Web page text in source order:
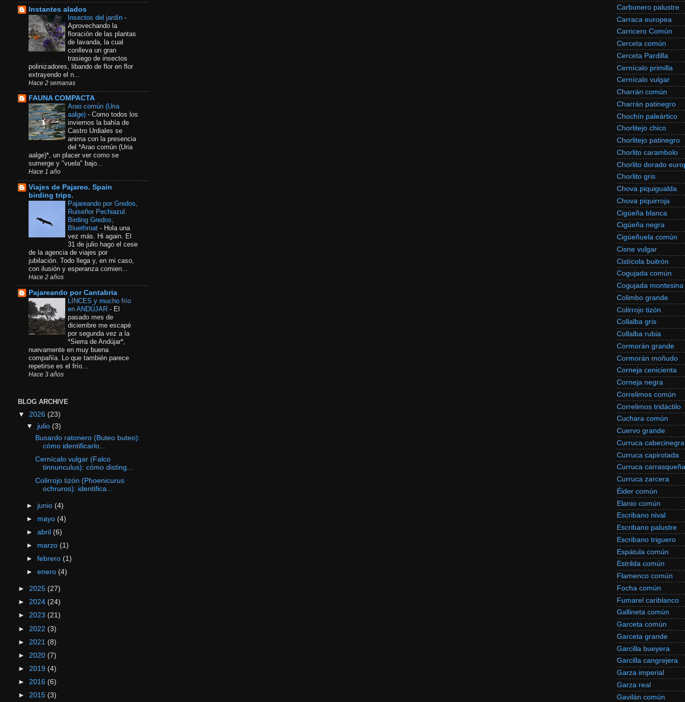
Instantes alados
Insectos del jardín -
Aprovechando la
floración de las plantas
de lavanda, la cual
conlleva un gran
trasiego de insectos
polinizadores, libando de flor en flor
extrayendo el n...
Hace 2 semanas
FAUNA COMPACTA
Arao común​ (Uria
aalge) - Como todos los
inviernos la bahía de
Castro Urdiales se
anima con la presencia
del *Arao común (Uria
aalge)*, un placer ver como se
sumerge y "vuela" bajo...
Hace 1 año
Viajes de Pajareo. Spain
birding trips.
Pajareando por Gredos,
Ruiseñor Pechiazul.
Birding Gredos,
Bluethroat - Hola una
vez más. Hi again. El
31 de julio hago el cese
de la agencia de viajes por
jubilación. Todo llega y, en mi caso,
con ilusión y esperanza comien...
Hace 2 años
Pajareando por Cantabria
LINCES y mucho frío
en ANDÚJAR - El
pasado mes de
diciembre me escapé
por segunda vez a la
*Sierra de Andújar*,
nuevamente en muy buena
compañía. Lo que también parece
repetirse es el frío...
Hace 3 años
BLOG ARCHIVE
▼ 2026 (23)
▼ julio (3)
Busardo ratonero (Buteo buteo):
cómo identificarlo...
Cernícalo vulgar (Falco
tinnunculus): cómo disting...
Colirrojo tizón (Phoenicurus
ochruros): identifica...
► junio (4)
► mayo (4)
►abril (6)
► marzo (1)
►febrero (1)
►enero (4)
► 2025 (27)
► 2024 (24)
► 2023 (21)
► 2022 (3)
► 2021 (8)
► 2020 (7)
► 2019 (4)
► 2016 (6)
► 2015 (3)
Carbonero palustre
Carraca europea
Carricero Común
Cerceta común
Cerceta Pardilla
Cernícalo primilla
Cernícalo vulgar
Charrán común
Charrán patinegro
Chochín paleártico
Chorlitejo chico
Chorlitejo patinegro
Chorlito carambolo
Chorlito dorado
Chorlito gris
Chova piquigualda
Chova piquirroja
Cigüeña blanca
Cigüeña negra
Cigüeñuela común
Cisne vulgar
Cistícola buitrón
Cogujada común
Cogujada montesina
Colimbo grande
Colirrojo tizón
Collalba gris
Collalba rubia
Cormorán grande
Cormorán moñudo
Corneja cenicienta
Corneja negra
Correlimos común
Correlimos tridáctilo
Cuchara común
Cuervo grande
Curruca cabecinegra
Curruca capirotada
Curruca carrasqueña
Curruca zarcera
Éider común
Elanio común
Escribano nival
Escribano palustre
Escribano triguero
Espátula común
Estrilda común
Flamenco común
Focha común
Fumarel cariblanco
Gallineta común
Garceta común
Garceta grande
Garcilla bueyera
Garcilla cangrejera
Garza imperial
Garza real
Gavilán común